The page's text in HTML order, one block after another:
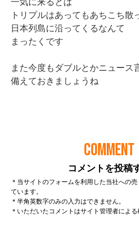
COMMENT
コメントを投稿
＊当サイトのフォームを利用した当社への
ています。
＊半角英数字のみの入力はできません。
＊いただいたコメントはサイト管理者による